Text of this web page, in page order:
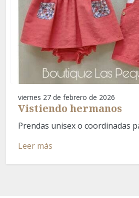
viernes 27 de febrero de 2026
Vistiendo hermanos
Prendas unisex o coordinadas
Leer más